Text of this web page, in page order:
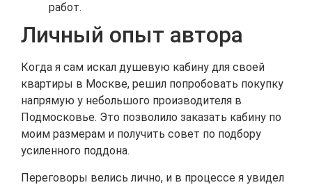
работ.
Личный опыт автора
Когда я сам искал душевую кабину для своей
квартиры в Москве, решил попробовать покупку
напрямую у небольшого производителя в
Подмосковье. Это позволило заказать кабину по
моим размерам и получить совет по подбору
усиленного поддона.
Переговоры велись лично, и в процессе я увидел